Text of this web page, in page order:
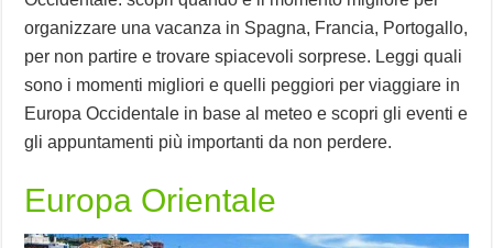
organizzare una vacanza in Spagna, Francia, Portogallo,
per non partire e trovare spiacevoli sorprese. Leggi quali
sono i momenti migliori e quelli peggiori per viaggiare in
Europa Occidentale in base al meteo e scopri gli eventi e
gli appuntamenti più importanti da non perdere.
Europa Orientale